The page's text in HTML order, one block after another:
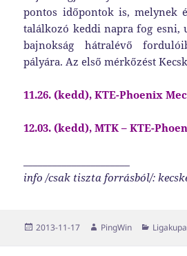
pontos időpontok is, melynek
találkozó keddi napra fog esni,
bajnokság hátralévő
pályára. Az első mérkőzést
11.26. (kedd), KTE-Phoenix
12.03. (kedd), MTK – KTE-
info /csak tiszta forrásból/:
Közzétéve
2013-11-17 Szerző
PingWin Ligakupa